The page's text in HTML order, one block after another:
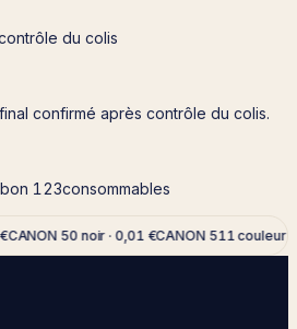
du colis
confirmé après contrôle du colis.
123consommables
CANON 50 noir · 0,01 €CANON 511 couleur ·